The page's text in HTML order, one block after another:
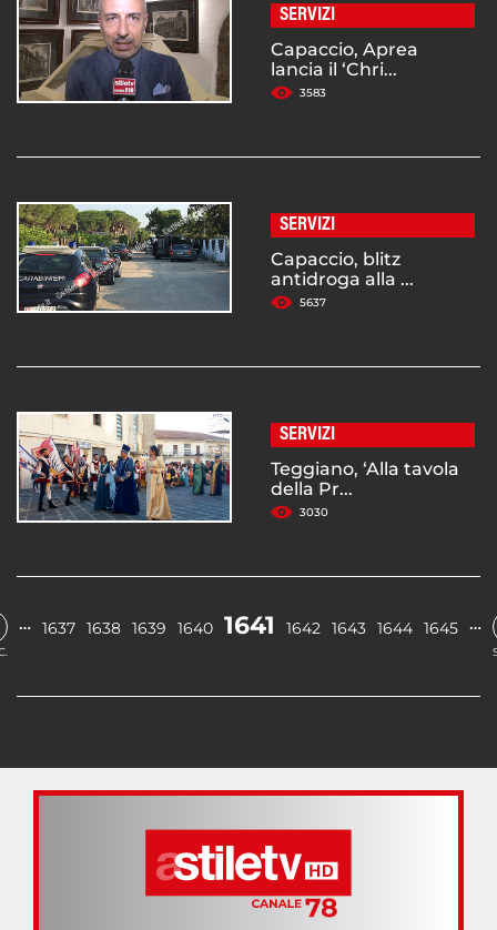
SERVIZI
Capaccio, Aprea
lancia il ‘Chri...
3583
SERVIZI
Capaccio, blitz
antidroga alla ...
5637
SERVIZI
Teggiano, ‘Alla tavola
della Pr...
3030
… 1637 1638 1639 1640 1641 1642 1643 1644 1645 …